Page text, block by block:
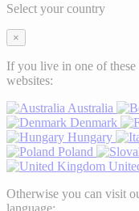
Select your country
×
If you live in one of these
websites:
Australia
Denmark
Hungary
Poland
Otherwise you can visit
language: